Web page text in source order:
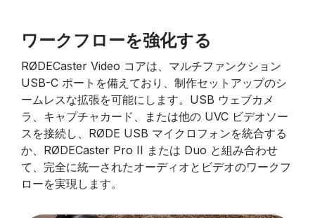
ワークフローを強化する
RØDECaster Video コアは、マルチファンクション
USB-C ポートを備えており、制作セットアップのシ
ームレスな拡張を可能にします。USB ウェブカメ
ラ、キャプチャカード、または他の UVC ビデオソー
スを接続し、RØDE USB マイクロフォンを統合する
か、RØDECaster Pro II または Duo と組み合わせ
て、完全に統一されたオーディオとビデオのワークフ
ローを実現します。